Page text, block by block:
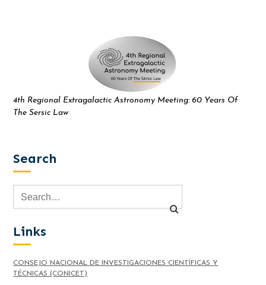
4th Regional Extragalactic Astronomy Meeting: 60 Years Of
The Sersic Law
Search
Links
CONSEJO NACIONAL DE INVESTIGACIONES CIENTÍFICAS Y
TÉCNICAS (CONICET)